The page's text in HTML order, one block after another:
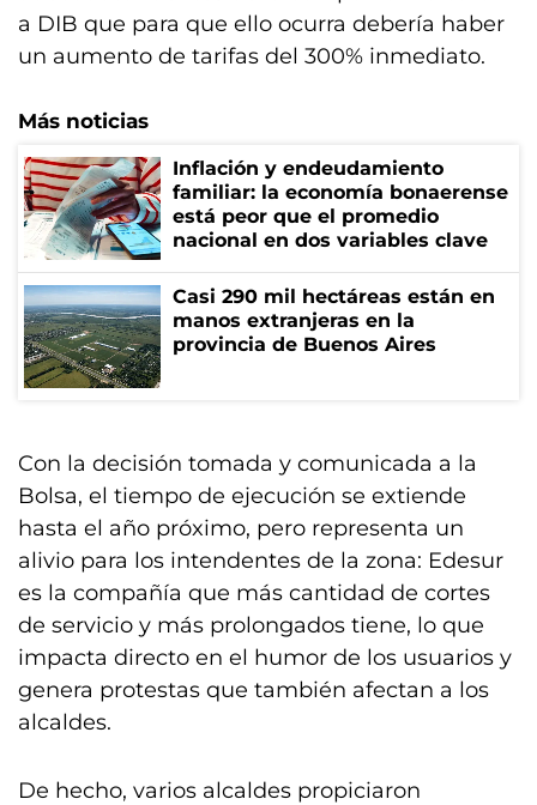
a DIB que para que ello ocurra debería haber
un aumento de tarifas del 300% inmediato.
Más noticias
Inflación y endeudamiento
familiar: la economía bonaerense
está peor que el promedio
nacional en dos variables clave
Casi 290 mil hectáreas están en
manos extranjeras en la
provincia de Buenos Aires
Con la decisión tomada y comunicada a la
Bolsa, el tiempo de ejecución se extiende
hasta el año próximo, pero representa un
alivio para los intendentes de la zona: Edesur
es la compañía que más cantidad de cortes
de servicio y más prolongados tiene, lo que
impacta directo en el humor de los usuarios y
genera protestas que también afectan a los
alcaldes.
De hecho, varios alcaldes propiciaron